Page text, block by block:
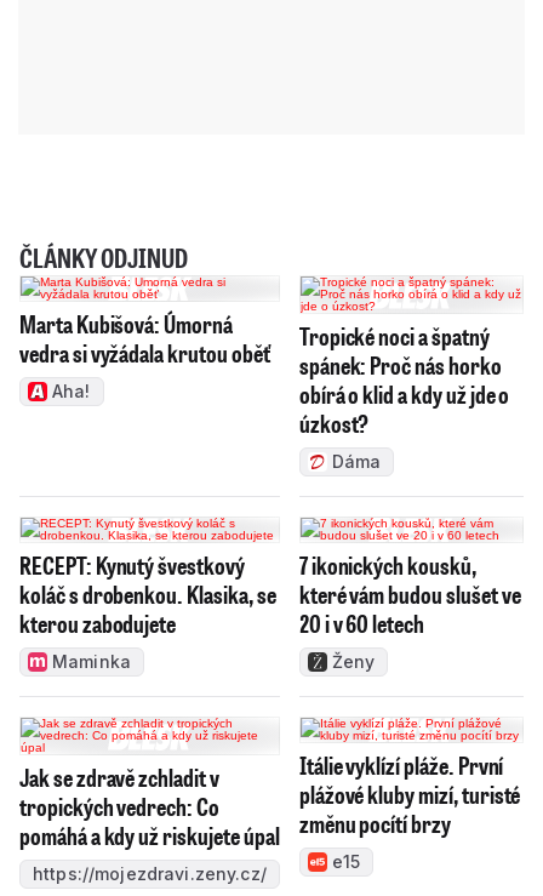
ČLÁNKY ODJINUD
Marta Kubišová: Úmorná
vedra si vyžádala krutou oběť
Aha!
Tropické noci a špatný
spánek: Proč nás horko
obírá o klid a kdy už jde o
úzkost?
Dáma
RECEPT: Kynutý švestkový
koláč s drobenkou. Klasika, se
kterou zabodujete
Maminka
7 ikonických kousků,
které vám budou slušet ve
20 i v 60 letech
Ženy
Jak se zdravě zchladit v
tropických vedrech: Co
pomáhá a kdy už riskujete úpal
https://mojezdravi.zeny.cz/
Itálie vyklízí pláže. První
plážové kluby mizí, turisté
změnu pocítí brzy
e15